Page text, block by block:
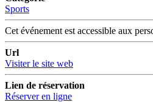
Sports
Cet événement est accessible aux
Url
Visiter le site web
Lien de réservation
Réserver en ligne